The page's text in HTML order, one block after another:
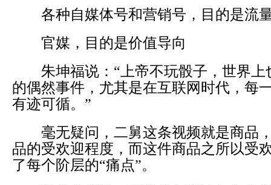
各种自媒体号和营销号，目的是流
官媒，目的是价值导向
朱坤福说：“上帝不玩骰子，世界上
的偶然事件，尤其是在互联网时代，每
有迹可循。”
毫无疑问，二舅这条视频就是商品
品的受欢迎程度，而这件商品之所以受
了每个阶层的“痛点”。